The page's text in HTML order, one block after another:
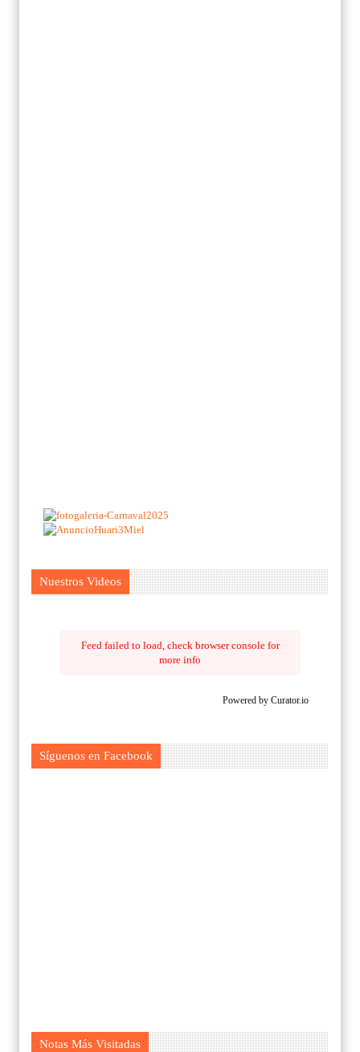
Nuestros Videos
Feed failed to load, check browser console for
more info
Powered by Curator.io
Síguenos en Facebook
Notas Más Visitadas